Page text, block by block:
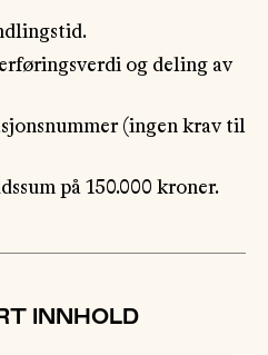
og deling av
(ingen krav til
på 150.000 kroner.
INNHOLD